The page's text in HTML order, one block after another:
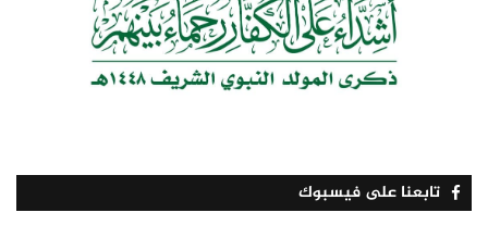
تابعنا على فيسبوك